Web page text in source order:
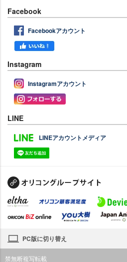
Facebook
Facebookアカウント
Instagram
Instagramアカウント
LINE
LINEアカウントメディア
PC版に切り替え
禁無断複写転載